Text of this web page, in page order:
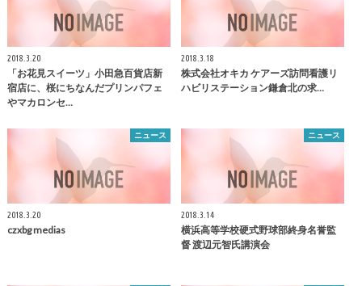
2018.3.20
「お花見スイーツ」小田急百貨店新
宿店に、桜にちなんだプリンパフェ
やマカロンセ…
2018.3.18
株式会社オキカ ケアーズ訪問看護リ
ハビリステーション鎌倉北の求…
ニュース
2018.3.20
czxbg medias
ニュース
2018.3.14
横浜高等学校硬式野球部終身名誉監
督 渡辺元智氏講演会